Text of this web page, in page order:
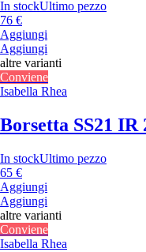
In stockUltimo pezzo
76 €
Aggiungi
Aggiungi
altre varianti
Conviene
Isabella Rhea
Borsetta SS21 IR
In stockUltimo pezzo
65 €
Aggiungi
Aggiungi
altre varianti
Conviene
Isabella Rhea